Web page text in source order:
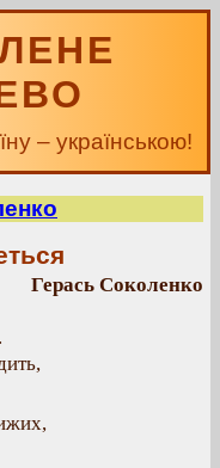
– українською!
Герась Соколенко